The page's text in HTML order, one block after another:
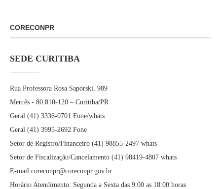
CORECONPR
SEDE CURITIBA
Rua Professora Rosa Saporski, 989
Mercês - 80.810-120 – Curitiba/PR
Geral (41) 3336-0701 Fone/whats
Geral (41) 3995-2692 Fone
Setor de Registro/Financeiro (41) 98855-2497 whats
Setor de Fiscalização/Cancelamento (41) 98419-4807 whats
E-mail:coreconpr@coreconpr.gov.br
Horário Atendimento: Segunda a Sexta das 9:00 as 18:00 horas